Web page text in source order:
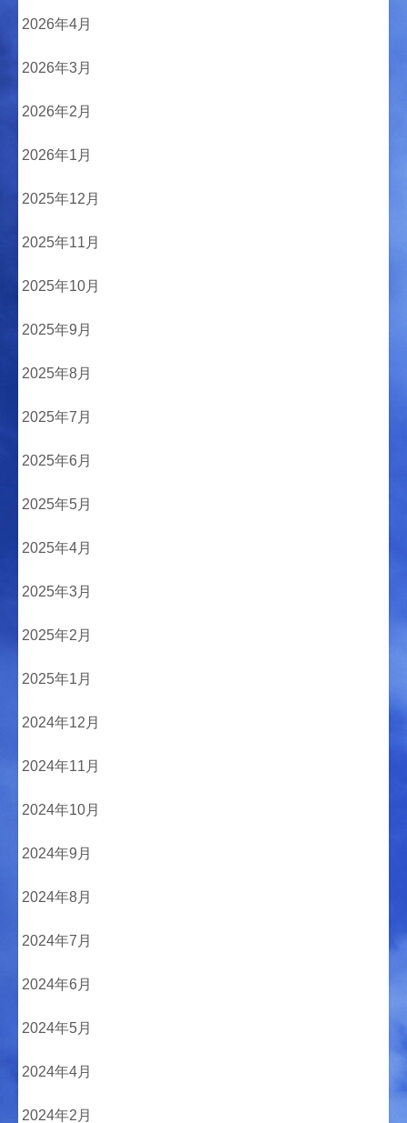
2026年4月
2026年3月
2026年2月
2026年1月
2025年12月
2025年11月
2025年10月
2025年9月
2025年8月
2025年7月
2025年6月
2025年5月
2025年4月
2025年3月
2025年2月
2025年1月
2024年12月
2024年11月
2024年10月
2024年9月
2024年8月
2024年7月
2024年6月
2024年5月
2024年4月
2024年2月